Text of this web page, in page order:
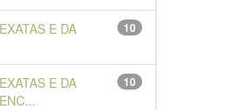
10
E DA
10
E DA